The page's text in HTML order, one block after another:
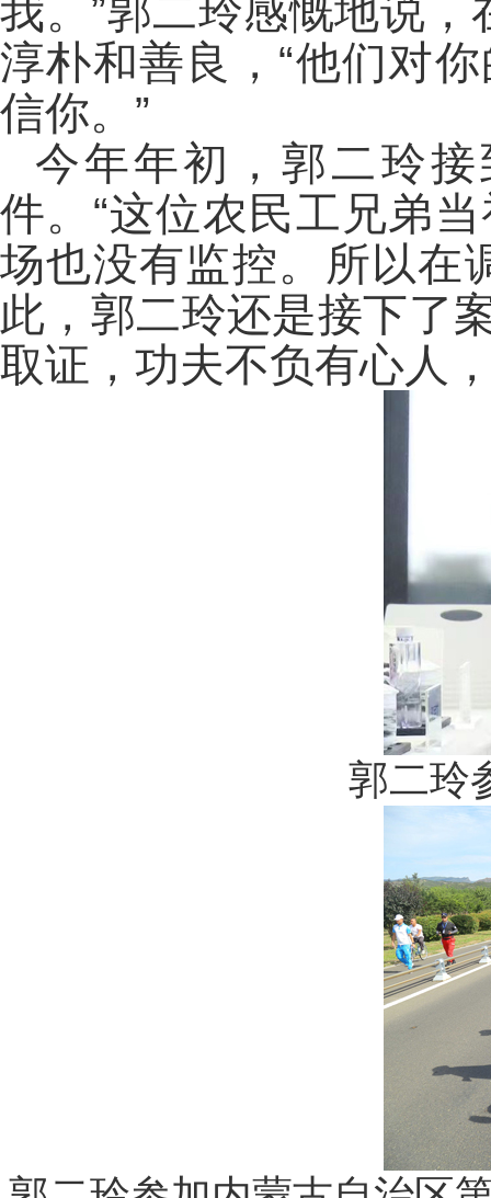
我。”郭二玲感慨地说
淳朴和善良，“他们对
信你。”
今年年初，郭二玲
件。“这位农民工兄弟
场也没有监控。所以在
此，郭二玲还是接下了
取证，功夫不负有心人
郭二玲